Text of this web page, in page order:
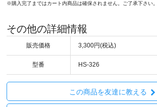
※購入完了まではカート内商品は確保されません。ご了承下さい。
その他の詳細情報
販売価格 3,300円(税込)
型番 HS-326
この商品を友達に教える